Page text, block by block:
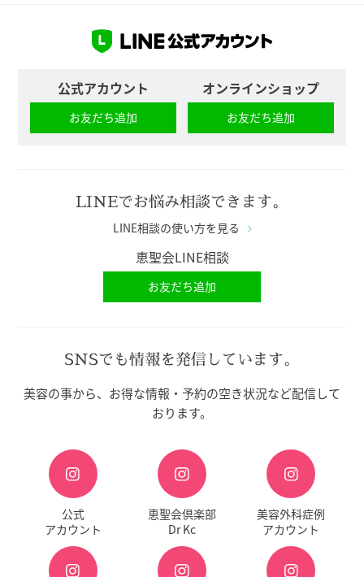
公式アカウント
お友だち追加
オンラインショップ
お友だち追加
LINEでお悩み相談できます。
LINE相談の使い方を見る
恵聖会LINE相談
お友だち追加
SNSでも情報を発信しています。
美容の事から、お得な情報・予約の空き状況など配信して
おります。
公式
アカウント
恵聖会倶楽部
Dr Kc
美容外科症例
アカウント